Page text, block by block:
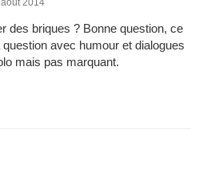
2014
des briques ? Bonne question, ce
avec humour et dialogues
mais pas marquant.